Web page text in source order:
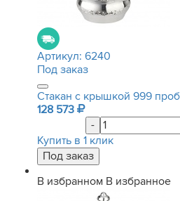
Артикул: 6240
Под заказ
Стакан с крышкой 999
128 573
-
Купить в 1 клик
В избранном В избранное